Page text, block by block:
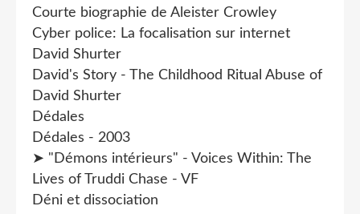
Courte biographie de Aleister Crowley
Cyber police: La focalisation sur internet
David Shurter
David's Story - The Childhood Ritual Abuse of
David Shurter
Dédales
Dédales - 2003
➤ "Démons intérieurs" - Voices Within: The
Lives of Truddi Chase - VF
Déni et dissociation